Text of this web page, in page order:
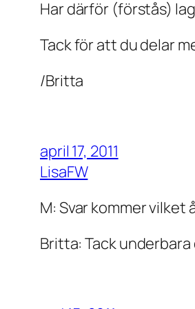
Har därför (förstås)
Tack för att du delar
/Britta
april 17, 2011
LisaFW
M: Svar kommer vilket
Britta: Tack underbara